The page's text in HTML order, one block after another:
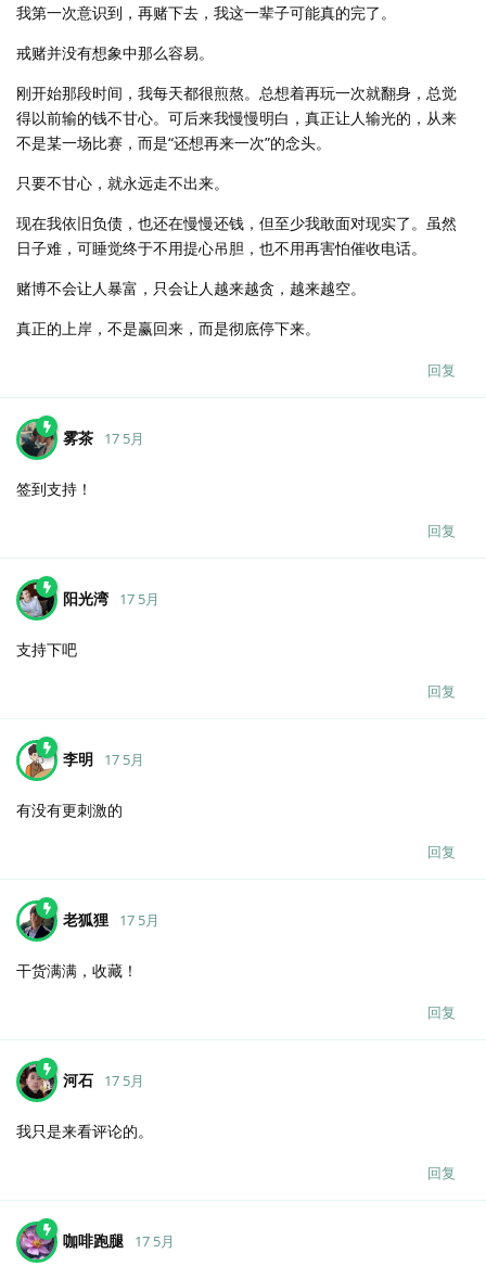
我第一次意识到，再赌下去，我这一辈子可能真的完了。
戒赌并没有想象中那么容易。
刚开始那段时间，我每天都很煎熬。总想着再玩一次就翻身，总觉
得以前输的钱不甘心。可后来我慢慢明白，真正让人输光的，从来
不是某一场比赛，而是“还想再来一次”的念头。
只要不甘心，就永远走不出来。
现在我依旧负债，也还在慢慢还钱，但至少我敢面对现实了。虽然
日子难，可睡觉终于不用提心吊胆，也不用再害怕催收电话。
赌博不会让人暴富，只会让人越来越贪，越来越空。
真正的上岸，不是赢回来，而是彻底停下来。
回复
雾茶 17 5月
签到支持！
回复
阳光湾 17 5月
支持下吧
回复
李明 17 5月
有没有更刺激的
回复
老狐狸 17 5月
干货满满，收藏！
回复
河石 17 5月
我只是来看评论的。
回复
咖啡跑腿 17 5月